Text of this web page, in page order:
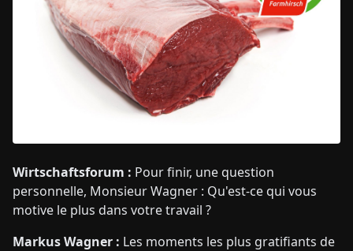
Wirtschaftsforum : Pour finir, une question
personnelle, Monsieur Wagner : Qu'est-ce qui vous
motive le plus dans votre travail ?
Markus Wagner : Les moments les plus gratifiants de